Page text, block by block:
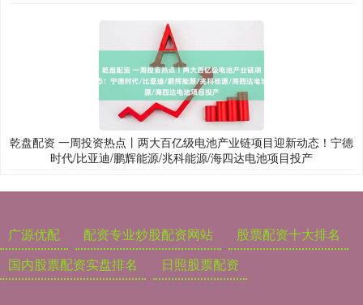
乾盘配资 一周投资热点丨两大百亿级电池产业链项目迎新动态！宁德
时代/比亚迪/鹏辉能源/兆科能源/海四达电池项目投产
广源优配 配资专业炒股配资网站
股票配资十大排名
国内股票配资实盘排名
日照股票配资